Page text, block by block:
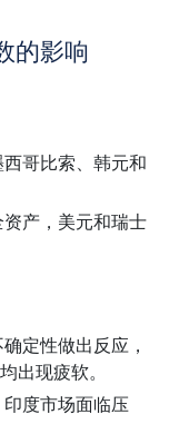
的影响
哥比索、韩元和
产，美元和瑞士
定性做出反应，
出现疲软。
度市场面临压